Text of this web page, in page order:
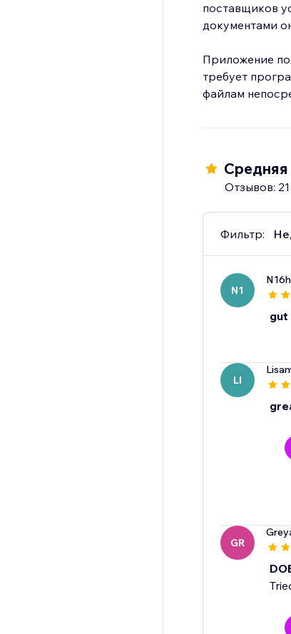
поставщиков
документами
Приложение
требует
файлам
Средняя
Отзывов: 21
Фильтр:
N1
gut
LI
GR